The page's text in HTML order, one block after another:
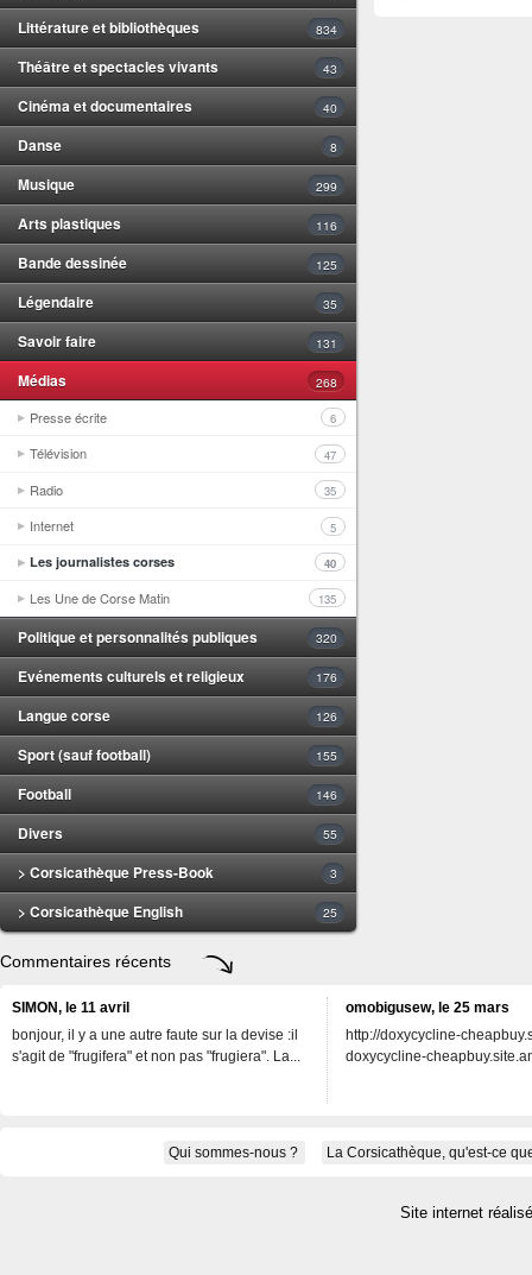
Littérature et bibliothèques 834
Théâtre et spectacles vivants 43
Cinéma et documentaires 40
Danse 8
Musique 299
Arts plastiques 116
Bande dessinée 125
Légendaire 35
Savoir faire 131
Médias 268
Presse écrite 6
Télévision 47
Radio 35
Internet 5
Les journalistes corses 40
Les Une de Corse Matin 135
Politique et personnalités publiques 320
Evénements culturels et religieux 176
Langue corse 126
Sport (sauf football) 155
Football 146
Divers 55
> Corsicathèque Press-Book 3
> Corsicathèque English 25
Commentaires récents
SIMON, le 11 avril
bonjour, il y a une autre faute sur la devise :il
s'agit de "frugifera" et non pas "frugiera". La...
omobigusew, le 25 mars
http://doxycycline-
doxycycline-
Qui sommes-nous ? La Corsicathèque, qu'est-ce
Site internet